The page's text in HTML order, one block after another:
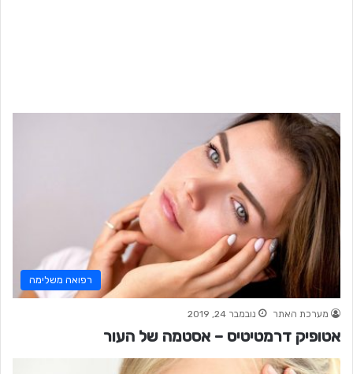
רפואה משלימה
מערכת האתר נובמבר 24, 2019
אטופיק דרמטיטיס – אסטמה של העור